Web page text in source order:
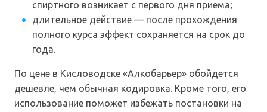
спиртного возникает с первого дня приема;
длительное действие — после прохождения
полного курса эффект сохраняется на срок до
года.
По цене в Кисловодске «Алкобарьер» обойдется
дешевле, чем обычная кодировка. Кроме того, его
использование поможет избежать постановки на